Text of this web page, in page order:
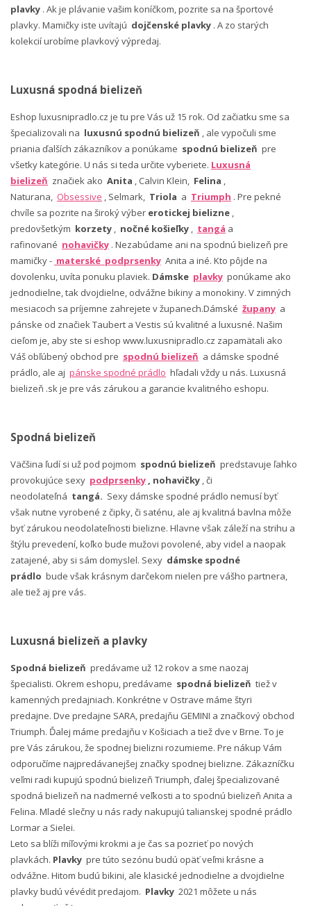
plavky . Ak je plávanie vašim koníčkom, pozrite sa na športové
plavky. Mamičky iste uvítajú dojčenské plavky . A zo starých
kolekcií urobíme plavkový výpredaj.
Luxusná spodná bielizeň
Eshop luxusnipradlo.cz je tu pre Vás už 15 rok. Od začiatku sme sa
špecializovali na luxusnú spodnú bielizeň , ale vypočuli sme
priania ďalších zákazníkov a ponúkame spodnú bielizeň pre
všetky kategórie. U nás si teda určite vyberiete. Luxusná
bielizeň značiek ako Anita , Calvin Klein, Felina ,
Naturana, Obsessive , Selmark, Triola a Triumph . Pre pekné
chvíle sa pozrite na široký výber erotickej bielizne ,
predovšetkým korzety , nočné košieľky , tangá a
rafinované nohavičky . Nezabúdame ani na spodnú bielizeň pre
mamičky - materské podprsenky Anita a iné. Kto pôjde na
dovolenku, uvíta ponuku plaviek. Dámske plavky ponúkame ako
jednodielne, tak dvojdielne, odvážne bikiny a monokiny. V zimných
mesiacoch sa príjemne zahrejete v županech.Dámské župany a
pánske od značiek Taubert a Vestis sú kvalitné a luxusné. Našim
cieľom je, aby ste si eshop www.luxusnipradlo.cz zapamätali ako
Váš obľúbený obchod pre spodnú bielizeň a dámske spodné
prádlo, ale aj pánske spodné prádlo hľadali vždy u nás. Luxusná
bielizeň .sk je pre vás zárukou a garancie kvalitného eshopu.
Spodná bielizeň
Väčšina ľudí si už pod pojmom spodnú bielizeň predstavuje ľahko
provokujúce sexy podprsenky , nohavičky , či
neodolateľná tangá. Sexy dámske spodné prádlo nemusí byť
však nutne vyrobené z čipky, či saténu, ale aj kvalitná bavlna môže
byť zárukou neodolateľnosti bielizne. Hlavne však záleží na strihu a
štýlu prevedení, koľko bude mužovi povolené, aby videl a naopak
zatajené, aby si sám domyslel. Sexy dámske spodné
prádlo bude však krásnym darčekom nielen pre vášho partnera,
ale tiež aj pre vás.
Luxusná bielizeň a plavky
Spodná bielizeň predávame už 12 rokov a sme naozaj
špecialisti. Okrem eshopu, predávame spodná bielizeň tiež v
kamenných predajniach. Konkrétne v Ostrave máme štyri
predajne. Dve predajne SARA, predajňu GEMINI a značkový obchod
Triumph. Ďalej máme predajňu v Košiciach a tiež dve v Brne. To je
pre Vás zárukou, že spodnej bielizni rozumieme. Pre nákup Vám
odporučíme najpredávanejšej značky spodnej bielizne. Zákazníčku
veľmi radi kupujú spodnú bielizeň Triumph, ďalej špecializované
spodná bielizeň na nadmerné veľkosti a to spodnú bielizeň Anita a
Felina. Mladé slečny u nás rady nakupujú talianskej spodné prádlo
Lormar a Sielei.
Leto sa blíži míľovými krokmi a je čas sa pozrieť po nových
plavkách. Plavky pre túto sezónu budú opäť veľmi krásne a
odvážne. Hitom budú bikini, ale klasické jednodielne a dvojdielne
plavky budú vévédit predajom. Plavky 2021 môžete u nás